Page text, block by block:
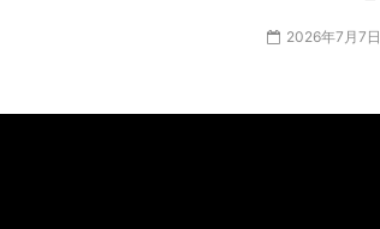
2026年7月7日